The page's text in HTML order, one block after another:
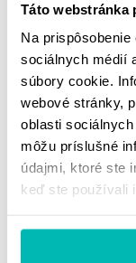
Táto webstránka
Na
sociálnych médií
súbory cookie.
webové stránky,
oblasti
môžu príslušné
údajmi, ktoré ste
keď ste používali
Doprava